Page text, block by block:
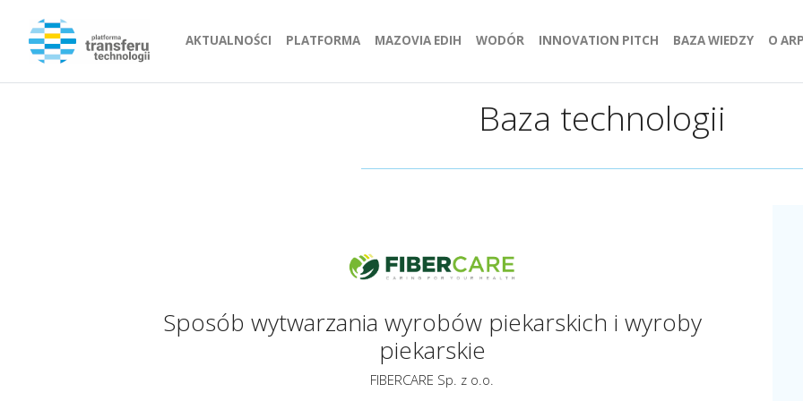
Przejdź do strony głównej
Przejdź do strony
AKTUALNOŚCI Przejdź do strony
PLATFORMA Przejdź do strony
MAZOVIA EDIH Przejdź do strony
WODÓR Przejdź do strony
INNOVATION PITCH BAZA WIEDZY O ARP
Baza technologii
Sposób wytwarzania wyrobów piekarskich i wyroby
piekarskie
FIBERCARE Sp. z o.o.